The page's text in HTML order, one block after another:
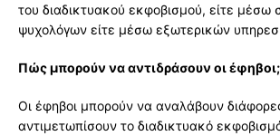
του διαδικτυακού εκφοβισμού, είτε μέσω
ψυχολόγων είτε μέσω εξωτερικών
Πώς μπορούν να αντιδράσουν οι έφηβοι;
Οι έφηβοι μπορούν να αναλάβουν
αντιμετωπίσουν το διαδικτυακό